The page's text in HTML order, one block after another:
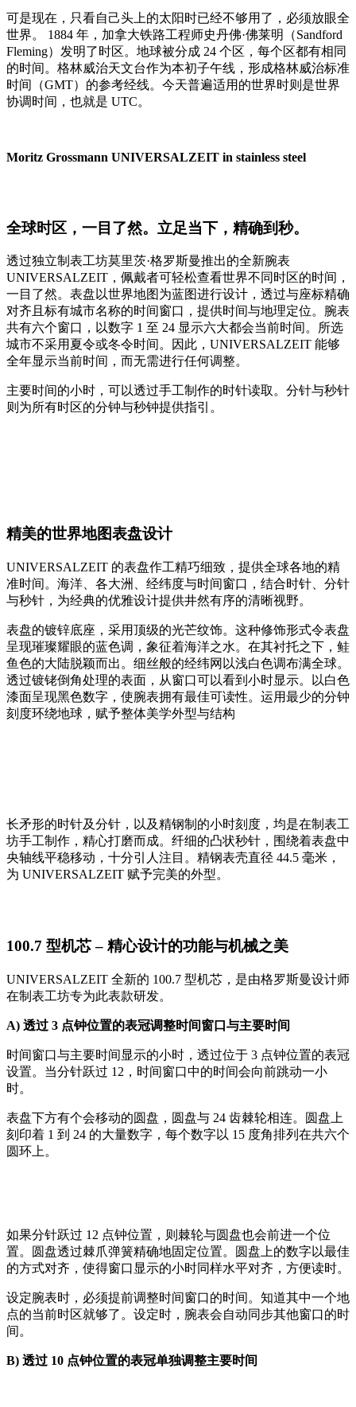
可是现在，只看自己头上的太阳时已经不够用了，必须放眼全
世界。 1884 年，加拿大铁路工程师史丹佛·佛莱明（Sandford
Fleming）发明了时区。地球被分成 24 个区，每个区都有相同
的时间。格林威治天文台作为本初子午线，形成格林威治标准
时间（GMT）的参考经线。今天普遍适用的世界时则是世界
协调时间，也就是 UTC。
Moritz Grossmann UNIVERSALZEIT in stainless steel
全球时区，一目了然。立足当下，精确到秒。
透过独立制表工坊莫里茨·格罗斯曼推出的全新腕表
UNIVERSALZEIT，佩戴者可轻松查看世界不同时区的时间，
一目了然。表盘以世界地图为蓝图进行设计，透过与座标精确
对齐且标有城市名称的时间窗口，提供时间与地理定位。腕表
共有六个窗口，以数字 1 至 24 显示六大都会当前时间。所选
城市不采用夏令或冬令时间。因此，UNIVERSALZEIT 能够
全年显示当前时间，而无需进行任何调整。
主要时间的小时，可以透过手工制作的时针读取。分针与秒针
则为所有时区的分钟与秒钟提供指引。
精美的世界地图表盘设计
UNIVERSALZEIT 的表盘作工精巧细致，提供全球各地的精
准时间。海洋、各大洲、经纬度与时间窗口，结合时针、分针
与秒针，为经典的优雅设计提供井然有序的清晰视野。
表盘的镀锌底座，采用顶级的光芒纹饰。这种修饰形式令表盘
呈现璀璨耀眼的蓝色调，象征着海洋之水。在其衬托之下，鲑
鱼色的大陆脱颖而出。细丝般的经纬网以浅白色调布满全球。
透过镀铑倒角处理的表面，从窗口可以看到小时显示。以白色
漆面呈现黑色数字，使腕表拥有最佳可读性。运用最少的分钟
刻度环绕地球，赋予整体美学外型与结构
长矛形的时针及分针，以及精钢制的小时刻度，均是在制表工
坊手工制作，精心打磨而成。纤细的凸状秒针，围绕着表盘中
央轴线平稳移动，十分引人注目。精钢表壳直径 44.5 毫米，
为 UNIVERSALZEIT 赋予完美的外型。
100.7 型机芯 – 精心设计的功能与机械之美
UNIVERSALZEIT 全新的 100.7 型机芯，是由格罗斯曼设计师
在制表工坊专为此表款研发。
A) 透过 3 点钟位置的表冠调整时间窗口与主要时间
时间窗口与主要时间显示的小时，透过位于 3 点钟位置的表冠
设置。当分针跃过 12，时间窗口中的时间会向前跳动一小
时。
表盘下方有个会移动的圆盘，圆盘与 24 齿棘轮相连。圆盘上
刻印着 1 到 24 的大量数字，每个数字以 15 度角排列在共六个
圆环上。
如果分针跃过 12 点钟位置，则棘轮与圆盘也会前进一个位
置。圆盘透过棘爪弹簧精确地固定位置。圆盘上的数字以最佳
的方式对齐，使得窗口显示的小时同样水平对齐，方便读时。
设定腕表时，必须提前调整时间窗口的时间。知道其中一个地
点的当前时区就够了。设定时，腕表会自动同步其他窗口的时
间。
B) 透过 10 点钟位置的表冠单独调整主要时间